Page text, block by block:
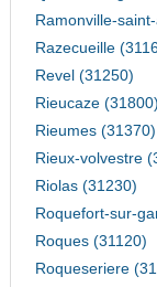
Ramonville-
Razecueille
Revel (31250)
Rieucaze (31800)
Rieumes (31370)
Rieux-volvestre
Riolas (31230)
Roquefort-sur-
Roques (31120)
Roqueseriere